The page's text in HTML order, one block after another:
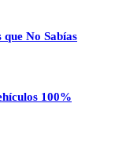
No Sabías
100%